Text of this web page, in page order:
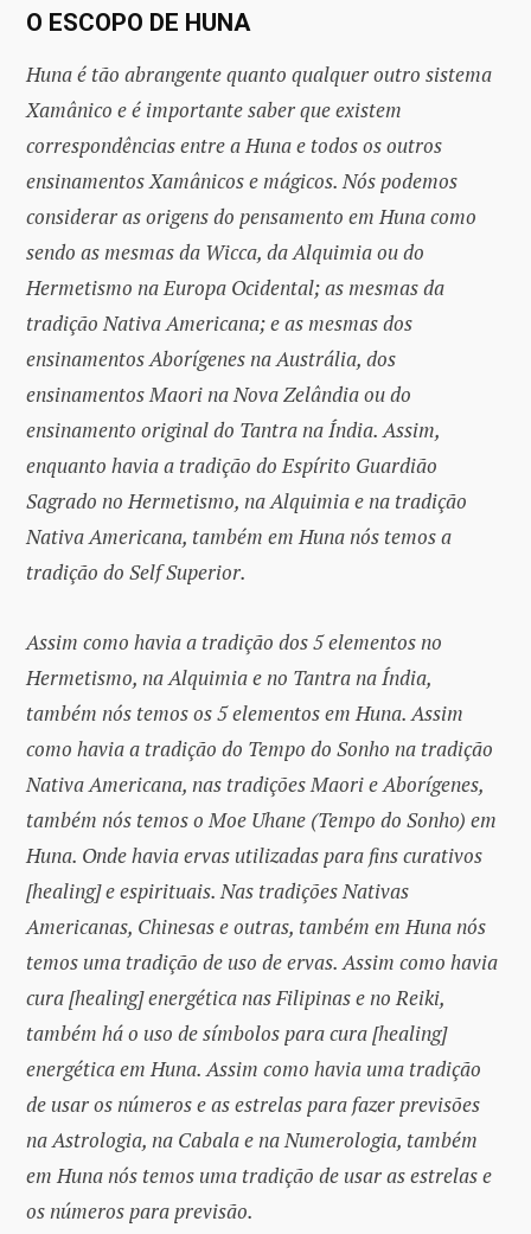
O ESCOPO DE HUNA
Huna é tão abrangente quanto qualquer outro sistema
Xamânico e é importante saber que existem
correspondências entre a Huna e todos os outros
ensinamentos Xamânicos e mágicos. Nós podemos
considerar as origens do pensamento em Huna como
sendo as mesmas da Wicca, da Alquimia ou do
Hermetismo na Europa Ocidental; as mesmas da
tradição Nativa Americana; e as mesmas dos
ensinamentos Aborígenes na Austrália, dos
ensinamentos Maori na Nova Zelândia ou do
ensinamento original do Tantra na Índia. Assim,
enquanto havia a tradição do Espírito Guardião
Sagrado no Hermetismo, na Alquimia e na tradição
Nativa Americana, também em Huna nós temos a
tradição do Self Superior.
Assim como havia a tradição dos 5 elementos no
Hermetismo, na Alquimia e no Tantra na Índia,
também nós temos os 5 elementos em Huna. Assim
como havia a tradição do Tempo do Sonho na tradição
Nativa Americana, nas tradições Maori e Aborígenes,
também nós temos o Moe Uhane (Tempo do Sonho) em
Huna. Onde havia ervas utilizadas para fins curativos
[healing] e espirituais. Nas tradições Nativas
Americanas, Chinesas e outras, também em Huna nós
temos uma tradição de uso de ervas. Assim como havia
cura [healing] energética nas Filipinas e no Reiki,
também há o uso de símbolos para cura [healing]
energética em Huna. Assim como havia uma tradição
de usar os números e as estrelas para fazer previsões
na Astrologia, na Cabala e na Numerologia, também
em Huna nós temos uma tradição de usar as estrelas e
os números para previsão.